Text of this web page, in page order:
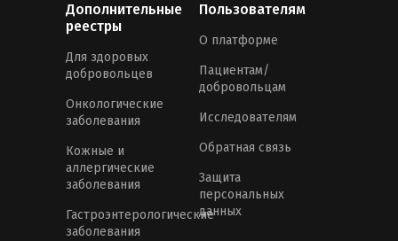
Дополнительные
реестры
Для здоровых
добровольцев
Онкологические
заболевания
Кожные и
аллергические
заболевания
Гастроэнтерологические
заболевания
Пользователям
О платформе
Пациентам/
добровольцам
Исследователям
Обратная связь
Защита
персональных
данных